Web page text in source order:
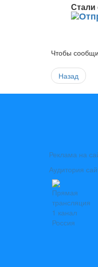
Стали
Чтобы
Назад
Реклама на
Аудитория